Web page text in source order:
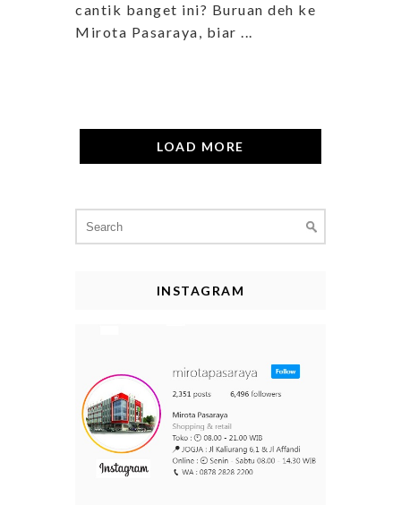
cantik banget ini? Buruan deh ke
Mirota Pasaraya, biar ...
LOAD MORE
for:
INSTAGRAM